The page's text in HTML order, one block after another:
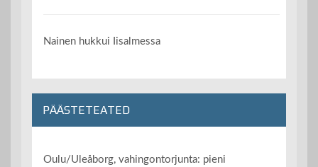
Nainen hukkui Iisalmessa
PÄÄSTETEATED
Oulu/Uleåborg, vahingontorjunta: pieni